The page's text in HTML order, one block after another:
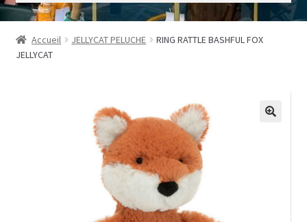
Boutique
Accueil JELLYCAT PELUCHE
RING RATTLE BASHFUL FOX
JELLYCAT